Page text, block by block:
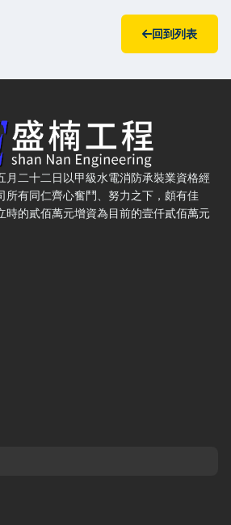
回到列表
— 網站概要、主導覽與聯絡方式
月二十二日以甲級水電消防承裝業資格經
所有同仁齊心奮鬥、努力之下，頗有佳
時的貳佰萬元增資為目前的壹仟貳佰萬元